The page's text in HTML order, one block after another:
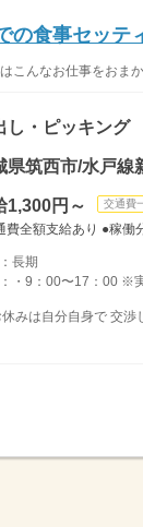
の食事セッテ
はこんなお仕事をおま
し・ピッキング
県筑西市/水戸線
1,300円～ 交通費
費全額支給あり ●稼働
：長期
・9：00〜17：00 ※
休みは自分自身で 交渉